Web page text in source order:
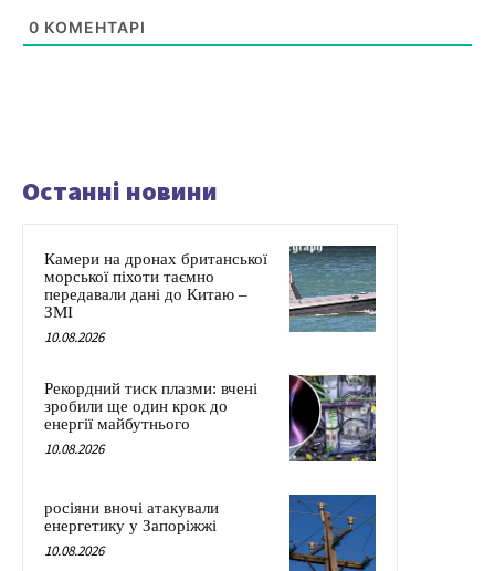
0 КОМЕНТАРІ
Останні новини
Камери на дронах британської
морської піхоти таємно
передавали дані до Китаю –
ЗМІ
10.08.2026
Рекордний тиск плазми: вчені
зробили ще один крок до
енергії майбутнього
10.08.2026
росіяни вночі атакували
енергетику у Запоріжжі
10.08.2026